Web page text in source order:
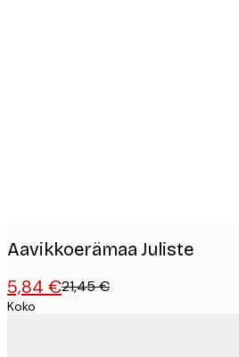
Aavikkoerämaa Juliste
5,84 €21,45 €
Koko